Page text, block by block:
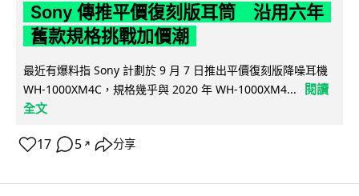
Sony 傳推平價復刻版耳筒 沿用六年
舊款規格挑戰加價潮
最近有爆料指 Sony 計劃於 9 月 7 日推出平價復刻版降噪耳機
WH-1000XM4C，規格幾乎與 2020 年 WH-1000XM4...
閱讀
全文
17 5 ↗ 分享